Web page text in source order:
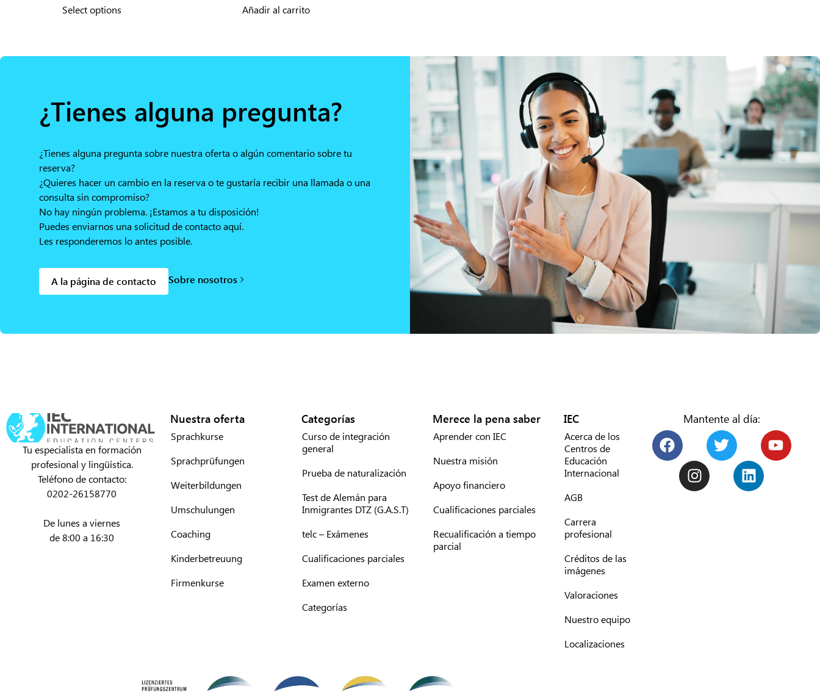
Select options Añadir al carrito
¿Tienes alguna pregunta?
¿Tienes alguna pregunta sobre nuestra oferta o algún comentario sobre tu
reserva?
¿Quieres hacer un cambio en la reserva o te gustaría recibir una llamada o una
consulta sin compromiso?
No hay ningún problema. ¡Estamos a tu disposición!
Puedes enviarnos una solicitud de contacto aquí.
Les responderemos lo antes posible.
A la página de contacto Sobre nosotros
Tu especialista en formación
profesional y lingüística.
Teléfono de contacto:
0202-26158770
De lunes a viernes
de 8:00 a 16:30
Nuestra oferta
Sprachkurse
Sprachprüfungen
Weiterbildungen
Umschulungen
Coaching
Kinderbetreuung
Firmenkurse
Categorías
Curso de integración
general
Prueba de naturalización
Test de Alemán para
Inmigrantes DTZ (G.A.S.T)
telc – Exámenes
Cualificaciones parciales
Examen externo
Categorías
Merece la pena saber
Aprender con IEC
Nuestra misión
Apoyo financiero
Cualificaciones parciales
Recualificación a tiempo
parcial
IEC
Acerca de los
Centros de
Educación
Internacional
AGB
Carrera
profesional
Créditos de las
imágenes
Valoraciones
Nuestro equipo
Localizaciones
Mantente al día: